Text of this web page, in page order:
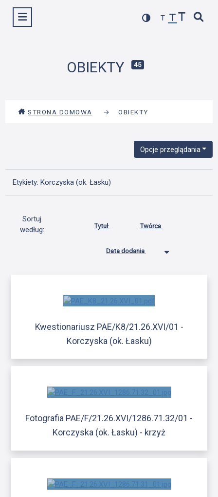
Wyświetl menu
OBIEKTY 45
STRONA DOMOWA → OBIEKTY
Opcje przeglądania
Etykiety: Korczyska (ok. Łasku)
Sortuj
według:
Tytuł Twórca
Data dodania
Kwestionariusz PAE/K8/21.26.XVI/01 -
Korczyska (ok. Łasku)
Fotografia PAE/F/21.26.XVI/1286.71.32/01 -
Korczyska (ok. Łasku) - krzyż